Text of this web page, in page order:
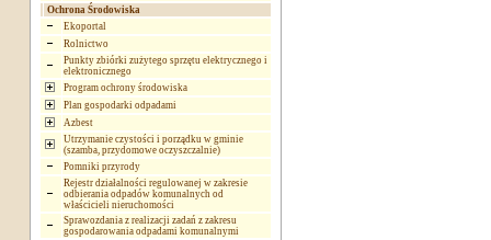
Ochrona Środowiska
Ekoportal
Rolnictwo
Punkty zbiórki zużytego sprzętu elektrycznego i
elektronicznego
Program ochrony środowiska
Plan gospodarki odpadami
Azbest
Utrzymanie czystości i porządku w gminie
(szamba, przydomowe oczyszczalnie)
Pomniki przyrody
Rejestr działalności regulowanej w zakresie
odbierania odpadów komunalnych od
właścicieli nieruchomości
Sprawozdania z realizacji zadań z zakresu
gospodarowania odpadami komunalnymi